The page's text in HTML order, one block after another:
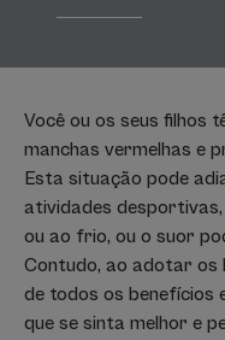
Você ou os seus filhos
manchas vermelhas e
Esta situação pode
atividades desportivas,
ou ao frio, ou o suor
Contudo, ao adotar
de todos os benefícios
que se sinta melhor e